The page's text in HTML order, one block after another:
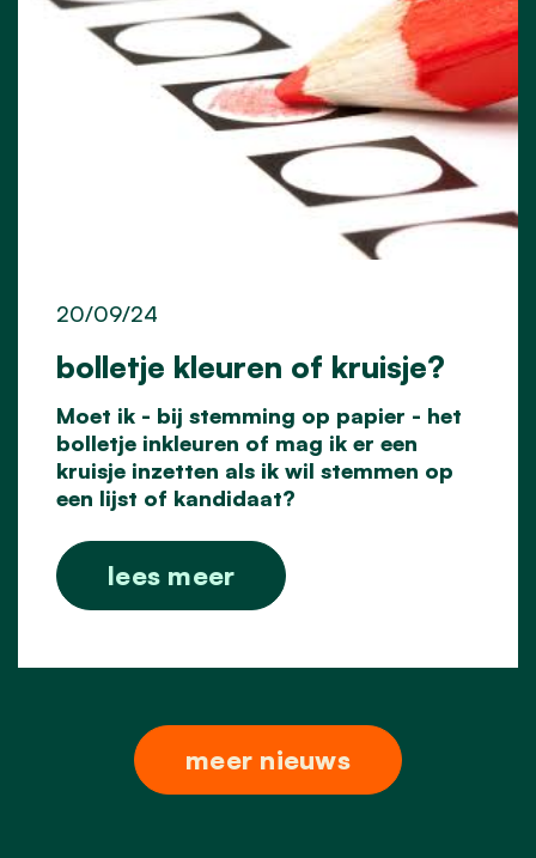
bolletje kleuren of kruisje?
20/09/24
Moet ik - bij stemming op papier - het
bolletje inkleuren of mag ik er een
kruisje inzetten als ik wil stemmen op
een lijst of kandidaat?
lees meer
meer nieuws